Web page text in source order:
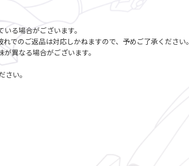
る場合がございます。
でのご返品は対応しかねますので、予めご了承ください。
異なる場合がございます。
い。